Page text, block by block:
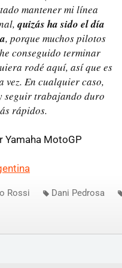
mantener mi línea
quizás ha sido el día
, porque muchos pilotos
conseguido terminar
rodé aquí, así que es
vez. En cualquier caso,
seguir trabajando duro
rápidos.
Yamaha MotoGP
Rossi Dani Pedrosa